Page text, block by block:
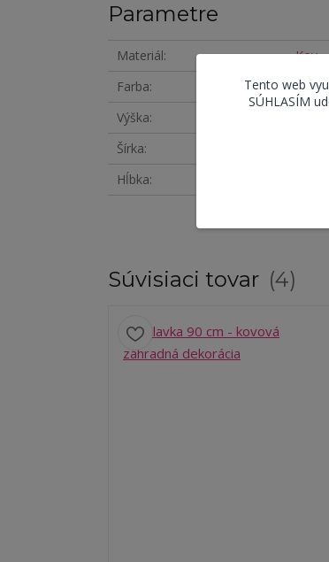
Parametre
Materiál
Kov
Farba
Výška
Šírka
Hĺbka
Súvisiaci tovar 4
Tento web
SÚHLASÍM